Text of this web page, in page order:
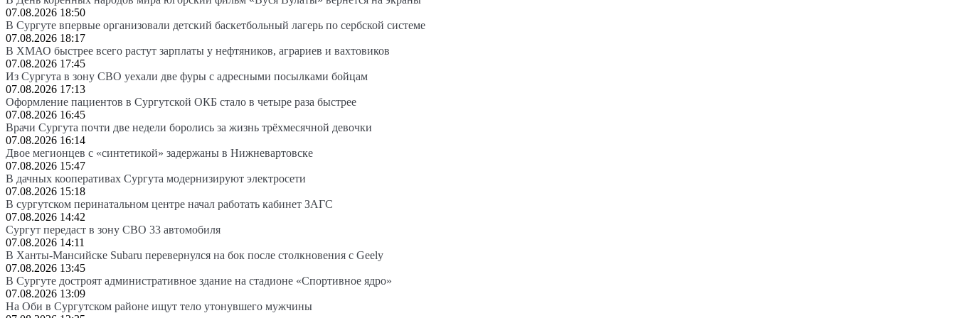
07.08.2026 18:50
В Сургуте впервые организовали детский баскетбольный лагерь по сербской системе
07.08.2026 18:17
В ХМАО быстрее всего растут зарплаты у нефтяников, аграриев и вахтовиков
07.08.2026 17:45
Из Сургута в зону СВО уехали две фуры с адресными посылками бойцам
07.08.2026 17:13
Оформление пациентов в Сургутской ОКБ стало в четыре раза быстрее
07.08.2026 16:45
Врачи Сургута почти две недели боролись за жизнь трёхмесячной девочки
07.08.2026 16:14
Двое мегионцев с «синтетикой» задержаны в Нижневартовске
07.08.2026 15:47
В дачных кооперативах Сургута модернизируют электросети
07.08.2026 15:18
В сургутском перинатальном центре начал работать кабинет ЗАГС
07.08.2026 14:42
Сургут передаст в зону СВО 33 автомобиля
07.08.2026 14:11
В Ханты-Мансийске Subaru перевернулся на бок после столкновения с Geely
07.08.2026 13:45
В Сургуте достроят административное здание на стадионе «Спортивное ядро»
07.08.2026 13:09
На Оби в Сургутском районе ищут тело утонувшего мужчины